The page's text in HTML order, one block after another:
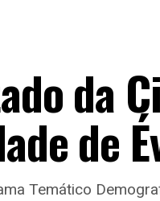
da
de
Temático